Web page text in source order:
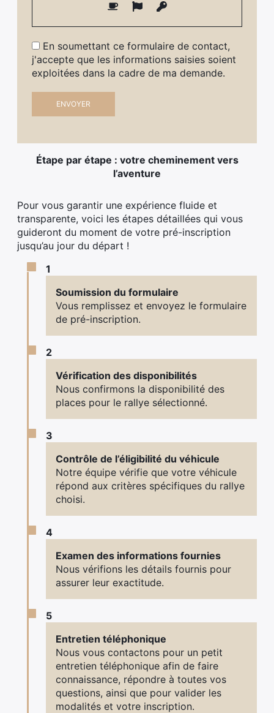
En soumettant ce formulaire de contact,
j'accepte que les informations saisies soient
exploitées dans la cadre de ma demande.
Étape par étape : votre cheminement vers
l’aventure
Pour vous garantir une expérience fluide et
transparente, voici les étapes détaillées qui vous
guideront du moment de votre pré-inscription
jusqu’au jour du départ !
1
Soumission du formulaire
Vous remplissez et envoyez le formulaire
de pré-inscription.
2
Vérification des disponibilités
Nous confirmons la disponibilité des
places pour le rallye sélectionné.
3
Contrôle de l’éligibilité du véhicule
Notre équipe vérifie que votre véhicule
répond aux critères spécifiques du rallye
choisi.
4
Examen des informations fournies
Nous vérifions les détails fournis pour
assurer leur exactitude.
5
Entretien téléphonique
Nous vous contactons pour un petit
entretien téléphonique afin de faire
connaissance, répondre à toutes vos
questions, ainsi que pour valider les
modalités et votre inscription.
Rechercher